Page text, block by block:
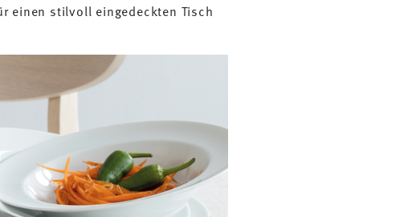
einen stilvoll eingedeckten Tisch